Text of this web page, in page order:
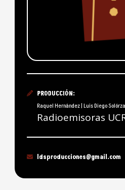
PRODUCCIÓN:
Raquel Hernández | Luis Diego
Radioemisoras
ldsproducciones@gmail.com